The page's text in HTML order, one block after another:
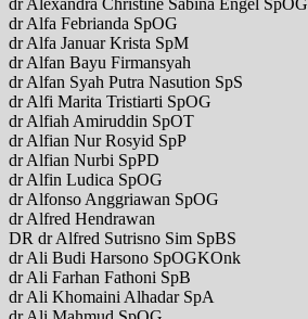
dr Alexandra Christine Sabina Engel SpOG
dr Alfa Febrianda SpOG
dr Alfa Januar Krista SpM
dr Alfan Bayu Firmansyah
dr Alfan Syah Putra Nasution SpS
dr Alfi Marita Tristiarti SpOG
dr Alfiah Amiruddin SpOT
dr Alfian Nur Rosyid SpP
dr Alfian Nurbi SpPD
dr Alfin Ludica SpOG
dr Alfonso Anggriawan SpOG
dr Alfred Hendrawan
DR dr Alfred Sutrisno Sim SpBS
dr Ali Budi Harsono SpOGKOnk
dr Ali Farhan Fathoni SpB
dr Ali Khomaini Alhadar SpA